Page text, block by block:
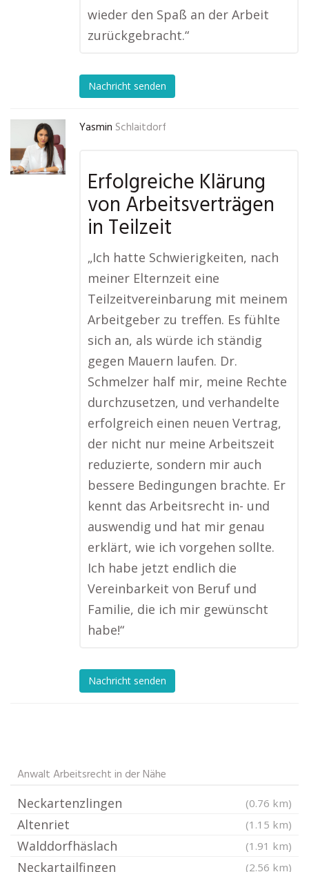
wieder den Spaß an der Arbeit
zurückgebracht.“
Nachricht senden
Yasmin Schlaitdorf
Erfolgreiche Klärung
von Arbeitsverträgen
in Teilzeit
„Ich hatte Schwierigkeiten, nach
meiner Elternzeit eine
Teilzeitvereinbarung mit meinem
Arbeitgeber zu treffen. Es fühlte
sich an, als würde ich ständig
gegen Mauern laufen. Dr.
Schmelzer half mir, meine Rechte
durchzusetzen, und verhandelte
erfolgreich einen neuen Vertrag,
der nicht nur meine Arbeitszeit
reduzierte, sondern mir auch
bessere Bedingungen brachte. Er
kennt das Arbeitsrecht in- und
auswendig und hat mir genau
erklärt, wie ich vorgehen sollte.
Ich habe jetzt endlich die
Vereinbarkeit von Beruf und
Familie, die ich mir gewünscht
habe!“
Nachricht senden
Anwalt Arbeitsrecht in der Nähe
Neckartenzlingen (0.76 km)
Altenriet (1.15 km)
Walddorfhäslach (1.91 km)
Neckartailfingen (2.56 km)